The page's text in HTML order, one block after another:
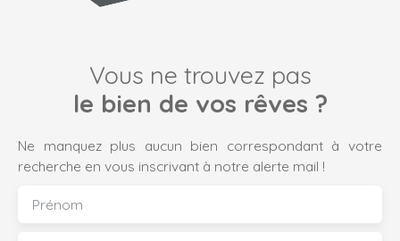
Vous ne trouvez pas
le bien de vos rêves ?
Ne manquez plus aucun bien correspondant à votre
recherche en vous inscrivant à notre alerte mail !
Prénom